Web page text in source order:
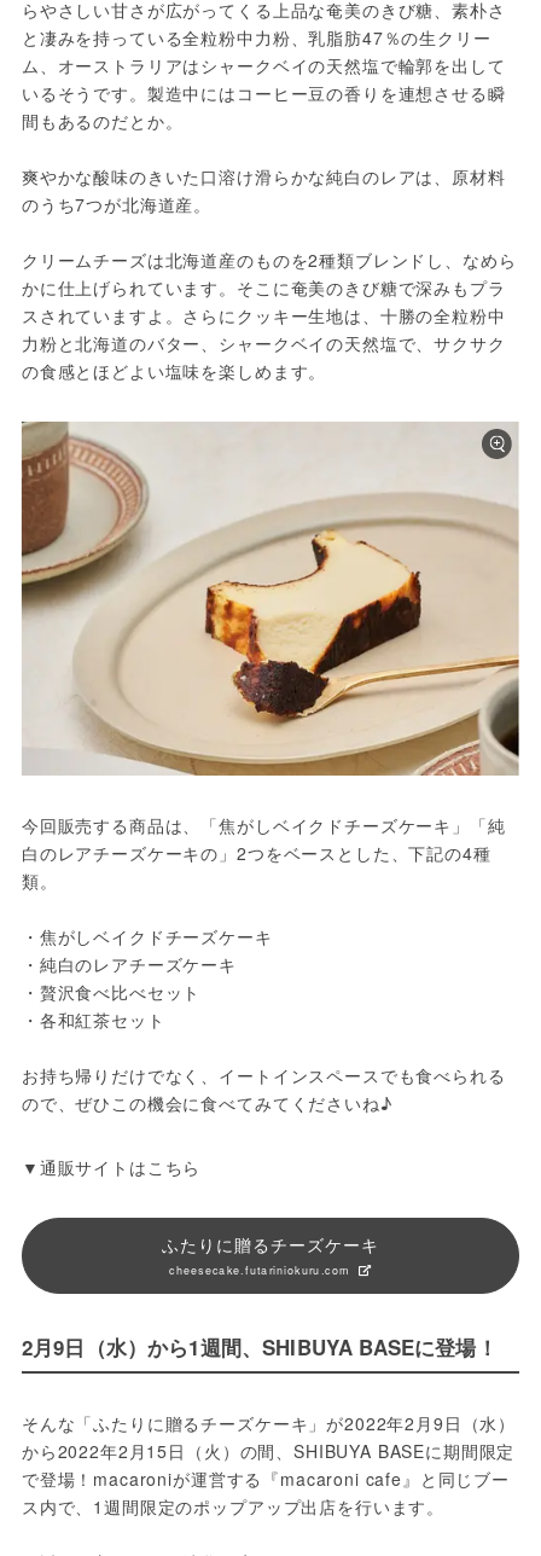
らやさしい甘さが広がってくる上品な奄美のきび糖、素朴さ
と凄みを持っている全粒粉中力粉、乳脂肪47％の生クリー
ム、オーストラリアはシャークベイの天然塩で輪郭を出して
いるそうです。製造中にはコーヒー豆の香りを連想させる瞬
間もあるのだとか。
爽やかな酸味のきいた口溶け滑らかな純白のレアは、原材料
のうち7つが北海道産。
クリームチーズは北海道産のものを2種類ブレンドし、なめら
かに仕上げられています。そこに奄美のきび糖で深みもプラ
スされていますよ。さらにクッキー生地は、十勝の全粒粉中
力粉と北海道のバター、シャークベイの天然塩で、サクサク
の食感とほどよい塩味を楽しめます。
今回販売する商品は、「焦がしベイクドチーズケーキ」「純
白のレアチーズケーキの」2つをベースとした、下記の4種
類。
・焦がしベイクドチーズケーキ
・純白のレアチーズケーキ
・贅沢食べ比べセット
・各和紅茶セット
お持ち帰りだけでなく、イートインスペースでも食べられる
ので、ぜひこの機会に食べてみてくださいね♪
▼通販サイトはこちら
ふたりに贈るチーズケーキ
cheesecake.futariniokuru.com
2月9日（水）から1週間、SHIBUYA BASEに登場！
そんな「ふたりに贈るチーズケーキ」が2022年2月9日（水）
から2022年2月15日（火）の間、SHIBUYA BASEに期間限定
で登場！macaroniが運営する『macaroni cafe』と同じブー
ス内で、1週間限定のポップアップ出店を行います。